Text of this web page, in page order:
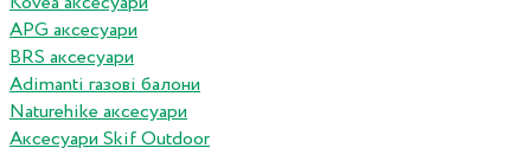
APG аксесуари
BRS аксесуари
Adimanti газові балони
Naturehike аксесуари
Аксесуари Skif Outdoor